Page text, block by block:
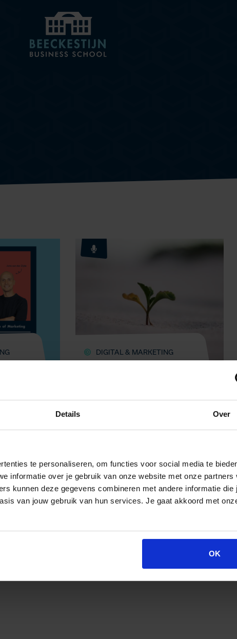
Details Over
te personaliseren, om functies voor social media te
informatie over je gebruik van onze website met onze partners
kunnen deze gegevens combineren met andere informatie die
van jouw gebruik van hun services. Je gaat akkoord met
OK
DIGITAL & MARKETING